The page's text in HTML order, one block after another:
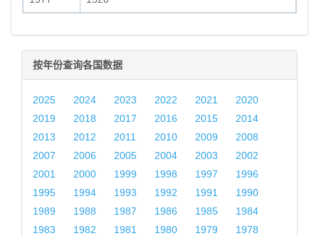
按年份查询各国数据
2025 2024 2023 2022 2021
2020
2019
2018 2017 2016 2015
2014
2013
2012 2011 2010 2009
2008
2007
2006 2005 2004 2003
2002
2001
2000 1999 1998 1997
1996
1995
1994 1993 1992 1991
1990
1989
1988 1987 1986 1985
1984
1983
1982 1981 1980 1979
1978